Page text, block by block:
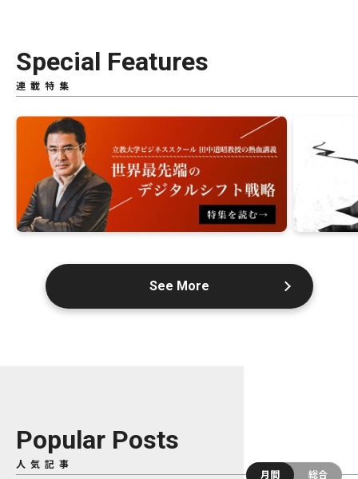
Special Features
連載特集
See More
Popular Posts
人気記事
月間
総合